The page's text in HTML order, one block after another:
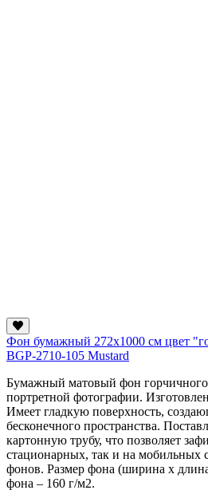
Фон бумажный 272х1000 см цвет
BGP-2710-105 Mustard
Бумажный матовый фон горчичного
портретной фотографии.
Имеет гладкую поверхность,
бесконечного пространства.
картонную трубу, что позволяет
стационарных, так и на мобильных
фонов. Размер фона (ширина х
фона – 160 г/м2.